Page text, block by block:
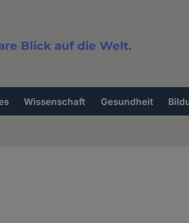
Blick auf die Welt.
Wissenschaft Gesundheit